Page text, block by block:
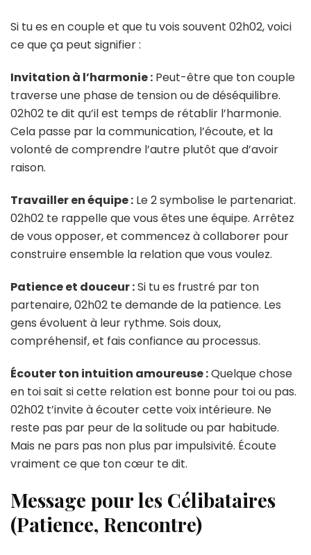
Si tu es en couple et que tu vois souvent 02h02, voici
ce que ça peut signifier :
Invitation à l’harmonie : Peut-être que ton couple
traverse une phase de tension ou de déséquilibre.
02h02 te dit qu’il est temps de rétablir l’harmonie.
Cela passe par la communication, l’écoute, et la
volonté de comprendre l’autre plutôt que d’avoir
raison.
Travailler en équipe : Le 2 symbolise le partenariat.
02h02 te rappelle que vous êtes une équipe. Arrêtez
de vous opposer, et commencez à collaborer pour
construire ensemble la relation que vous voulez.
Patience et douceur :Si tu es frustré par ton
partenaire, 02h02 te demande de la patience. Les
gens évoluent à leur rythme. Sois doux,
compréhensif, et fais confiance au processus.
Écouter ton intuition amoureuse :Quelque chose
en toi sait si cette relation est bonne pour toi ou pas.
02h02 t’invite à écouter cette voix intérieure. Ne
reste pas par peur de la solitude ou par habitude.
Mais ne pars pas non plus par impulsivité. Écoute
vraiment ce que ton cœur te dit.
Message pour les Célibataires
(Patience, Rencontre)